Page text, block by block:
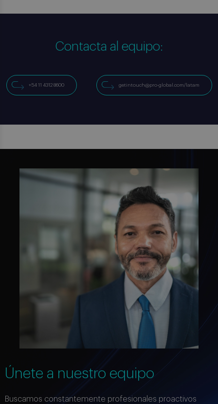
Contacta al equipo:
+54 11 4312 8600 getintouch@pro-global.com/latam
Únete a nuestro equipo
Buscamos constantemente profesionales proactivos